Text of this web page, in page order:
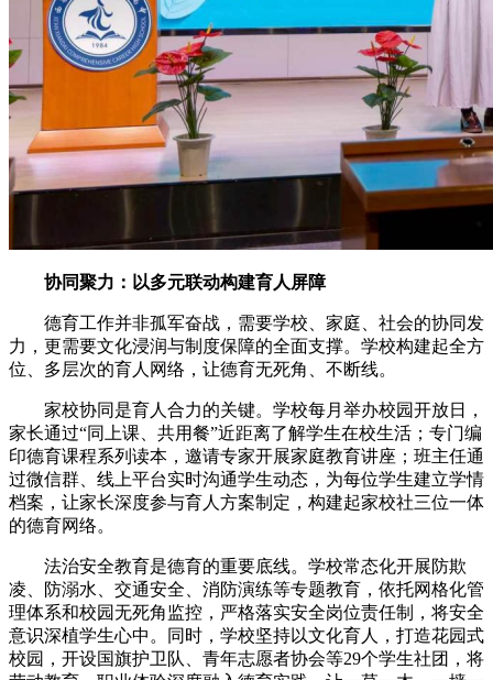
协同聚力：以多元联动构建育人屏障
德育工作并非孤军奋战，需要学校、家庭、社会的协同发
力，更需要文化浸润与制度保障的全面支撑。学校构建起全方
位、多层次的育人网络，让德育无死角、不断线。
家校协同是育人合力的关键。学校每月举办校园开放日，
家长通过“同上课、共用餐”近距离了解学生在校生活；专门编
印德育课程系列读本，邀请专家开展家庭教育讲座；班主任通
过微信群、线上平台实时沟通学生动态，为每位学生建立学情
档案，让家长深度参与育人方案制定，构建起家校社三位一体
的德育网络。
法治安全教育是德育的重要底线。学校常态化开展防欺
凌、防溺水、交通安全、消防演练等专题教育，依托网格化管
理体系和校园无死角监控，严格落实安全岗位责任制，将安全
意识深植学生心中。同时，学校坚持以文化育人，打造花园式
校园，开设国旗护卫队、青年志愿者协会等29个学生社团，将